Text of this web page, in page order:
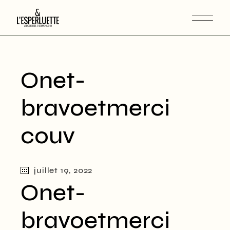
Onet-
bravoetmerci
couv
juillet 19, 2022
Onet-
bravoetmerci